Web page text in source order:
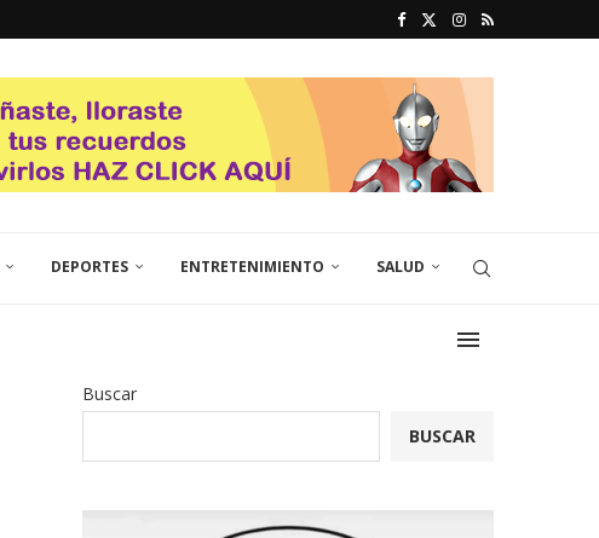
DEPORTES ENTRETENIMIENTO SALUD
Buscar
BUSCAR